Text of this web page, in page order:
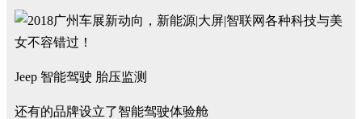
Jeep 智能驾驶 胎压监测
还有的品牌设立了智能驾驶体验舱